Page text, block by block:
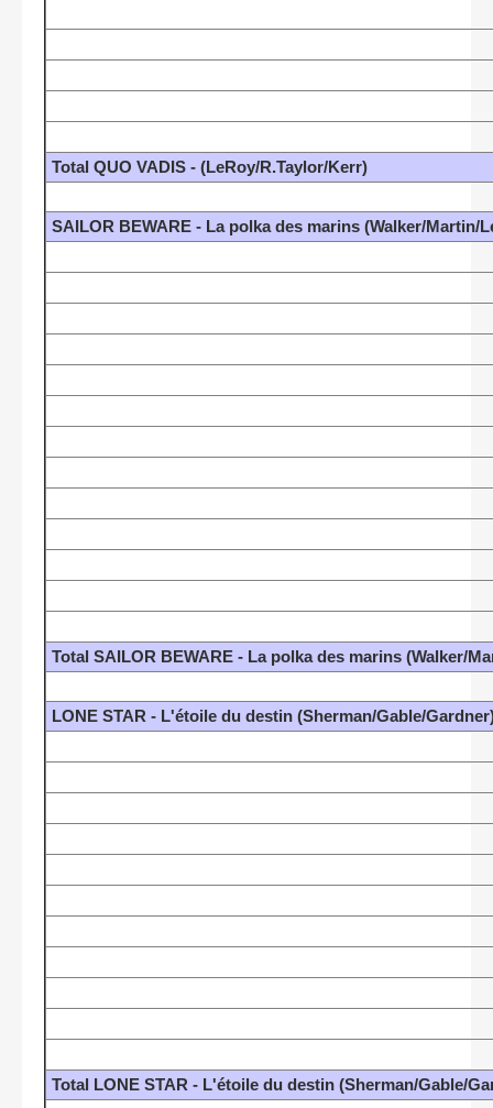
Total QUO VADIS - (LeRoy/R.Taylor/Kerr)
SAILOR BEWARE - La polka des marins (Walker/Martin/
Total SAILOR BEWARE - La polka des marins (Walker/
LONE STAR - L'étoile du destin (Sherman/Gable/
Total LONE STAR - L'étoile du destin (Sherman/Gable/